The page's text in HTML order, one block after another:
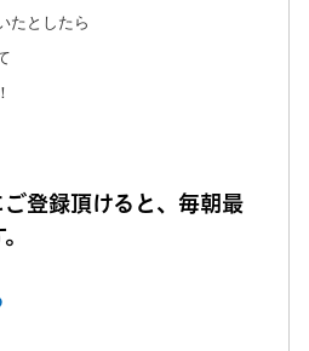
たとしたら
登録頂けると、毎朝最